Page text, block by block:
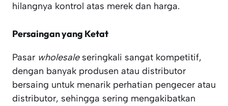
hilangnya kontrol atas merek dan harga.
Persaingan yang Ketat
Pasar wholesaleseringkali sangat kompetitif,
dengan banyak produsen atau distributor
bersaing untuk menarik perhatian pengecer atau
distributor, sehingga sering mengakibatkan